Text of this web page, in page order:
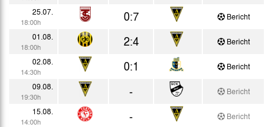
25.07.
18:00h 0:7
Bericht
01.08.
18:00h 2:4
Bericht
02.08.
14:30h 0:1
Bericht
09.08.
19:30h -
Bericht
15.08.
14:00h -
Bericht